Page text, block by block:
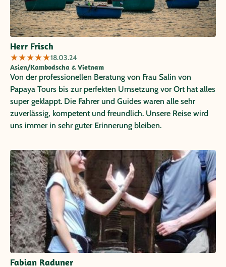
Herr Frisch
★★★★★18.03.24
Asien/Kambodscha & Vietnam
Von der professionellen Beratung von Frau Salin von
Papaya Tours bis zur perfekten Umsetzung vor Ort hat alles
super geklappt. Die Fahrer und Guides waren alle sehr
zuverlässig, kompetent und freundlich. Unsere Reise wird
uns immer in sehr guter Erinnerung bleiben.
Fabian Raduner